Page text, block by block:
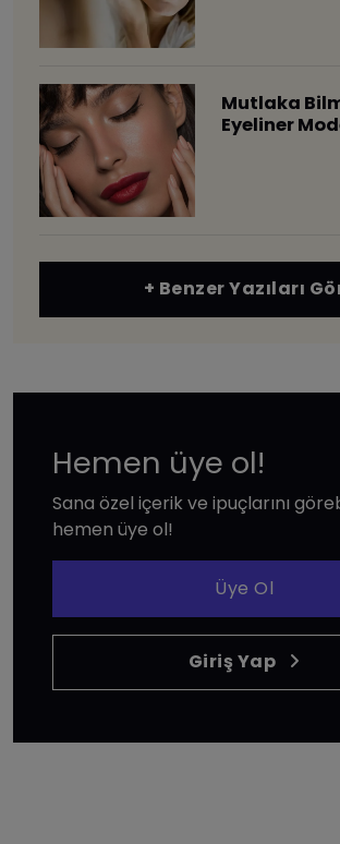
Mutlaka
Eyeliner
+ Benzer Yazıları
Hemen üye ol!
Sana özel içerik ve ipuçlarını
hemen üye ol!
Üye Ol
Giriş Yap